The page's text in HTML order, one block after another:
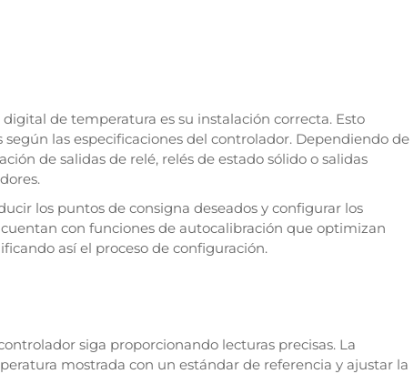
de temperatura es su instalación correcta. Esto
según las especificaciones del controlador. Dependiendo de
de salidas de relé, relés de estado sólido o salidas
los puntos de consigna deseados y configurar los
con funciones de autocalibración que optimizan
así el proceso de configuración.
siga proporcionando lecturas precisas. La
mostrada con un estándar de referencia y ajustar la